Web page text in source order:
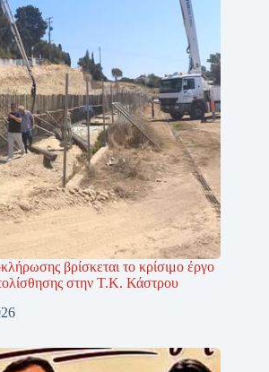
βρίσκεται το κρίσιμο έργο
στην Τ.Κ. Κάστρου